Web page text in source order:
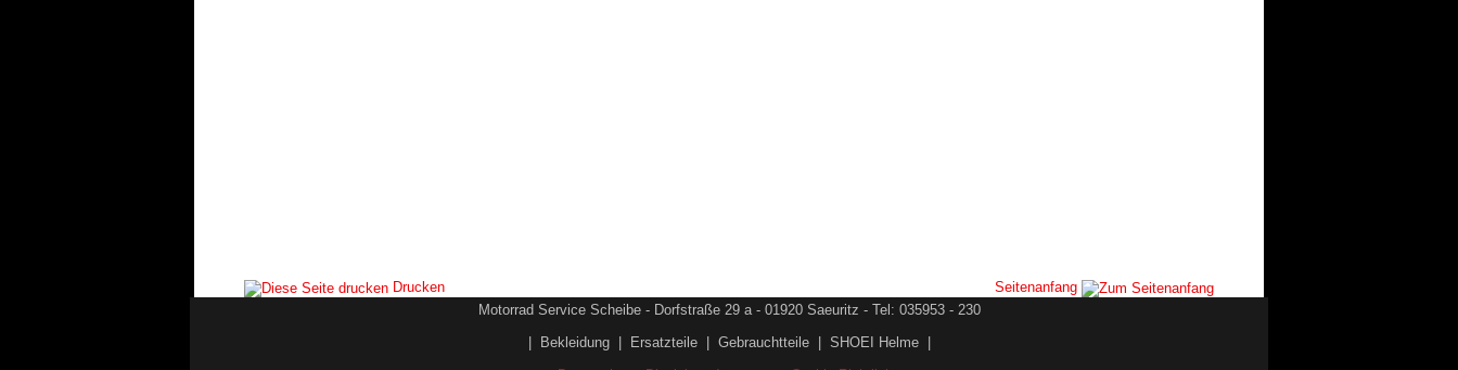
Drucken
Seitenanfang
Motorrad Service Scheibe - Dorfstraße 29 a - 01920 Saeuritz - Tel: 035953 - 230
Bekleidung Ersatzteile Gebrauchtteile SHOEI Helme